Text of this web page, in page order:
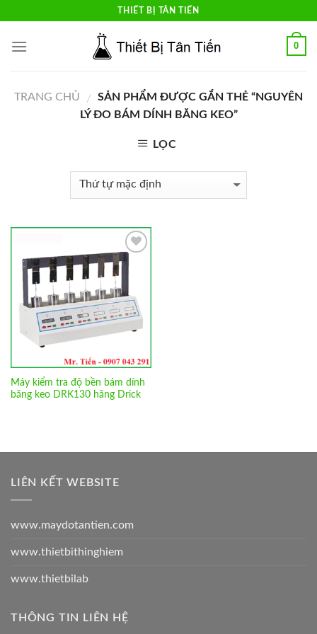
content
THIẾT BỊ TÂN TIẾN
0
TRANG CHỦ /
SẢN PHẨM ĐƯỢC GẮN THẺ “NGUYÊN
LÝ ĐO BÁM DÍNH BĂNG KEO”
LỌC
Add to
Wishlist
Máy kiểm tra độ bền bám dính
băng keo DRK130 hãng Drick
LIÊN KẾT WEBSITE
www.maydotantien.com
www.thietbithinghiem
www.thietbilab
THÔNG TIN LIÊN HỆ